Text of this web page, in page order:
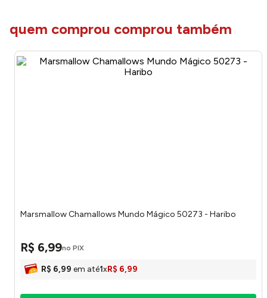
quem comprou comprou também
Marsmallow Chamallows Mundo Mágico 50273 - Haribo
R$ 6,99no PIX
R$ 6,99 em até1xR$ 6,99